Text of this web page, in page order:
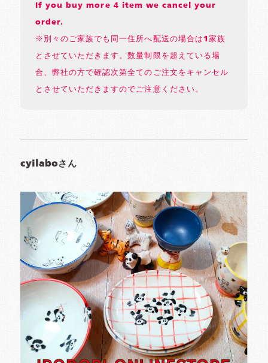
If you buy more 4 item we cancel your
order.
※別々のご家族でも同一住所へ配送の場合は1家族
とさせていただきます。数量制限を超えている場
合、弊社の方で確認次第全てのご注文をキャンセル
とさせていただきますのでご注意ください。
cyilaboさん